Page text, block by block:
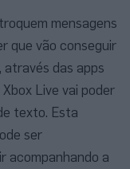
mensagens
que vão conseguir
das apps
Live vai poder
texto. Esta
ser
acompanhando a